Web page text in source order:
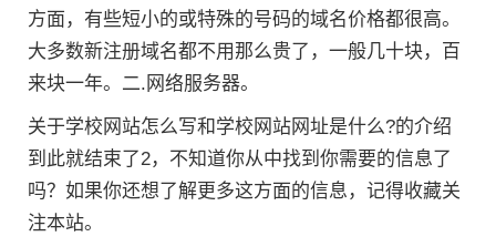
方面，有些短小的或特殊的号码的域名价格都很高。
大多数新注册域名都不用那么贵了，一般几十块，百
来块一年。二.网络服务器。
关于学校网站怎么写和学校网站网址是什么?的介绍
到此就结束了2，不知道你从中找到你需要的信息了
吗？如果你还想了解更多这方面的信息，记得收藏关
注本站。